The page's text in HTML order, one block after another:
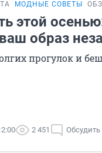
МОДНЫЕ СОВЕТЫ
этой
образ
прогулок и
2 451 Обсудить